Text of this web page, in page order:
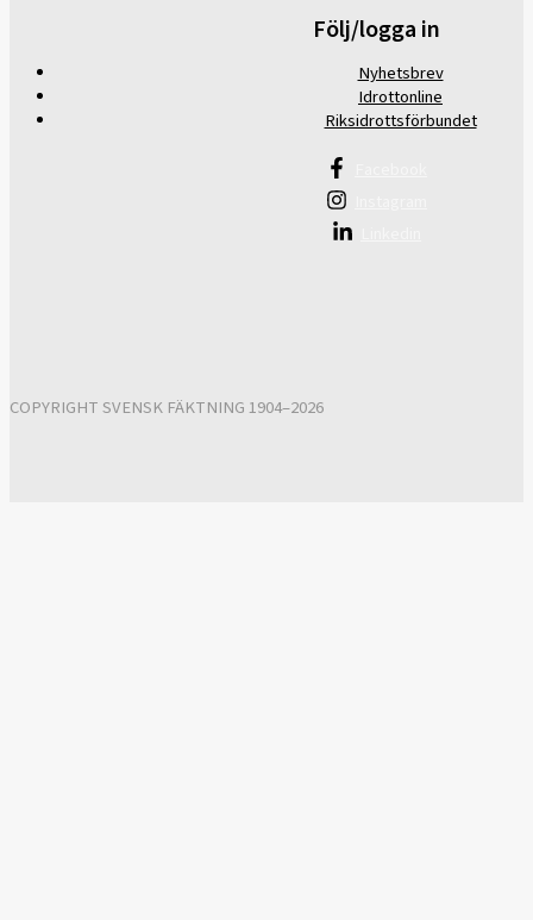
Följ/logga in
Nyhetsbrev
Idrottonline
Riksidrottsförbundet
COPYRIGHT SVENSK FÄKTNING 1904–2026